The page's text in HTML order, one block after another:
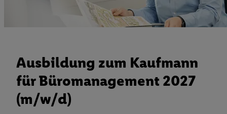
Ausbildung zum Kaufmann
für Büromanagement 2027
(m/w/d)